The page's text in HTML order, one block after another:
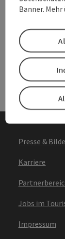
Andere
Services
Presse &
Karriere
Jobs im
Impressum
Banner.